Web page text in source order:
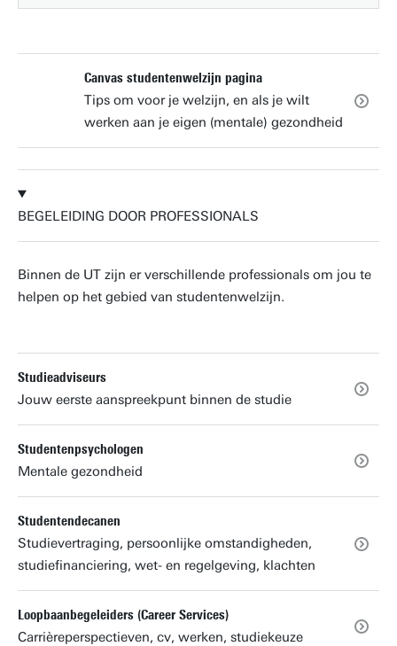
Canvas studentenwelzijn pagina
Tips om voor je welzijn, en als je wilt
werken aan je eigen (mentale) gezondheid
BEGELEIDING DOOR PROFESSIONALS
Binnen de UT zijn er verschillende professionals om jou te
helpen op het gebied van studentenwelzijn.
Studieadviseurs
Jouw eerste aanspreekpunt binnen de studie
Studentenpsychologen
Mentale gezondheid
Studentendecanen
Studievertraging, persoonlijke omstandigheden,
studiefinanciering, wet- en regelgeving, klachten
Loopbaanbegeleiders (Career Services)
Carrièreperspectieven, cv, werken, studiekeuze